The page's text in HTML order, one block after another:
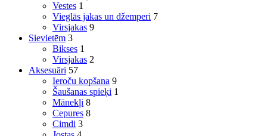
Vestes 1
Vieglās jakas un džemperi 7
Virsjakas 9
Sievietēm 3
Bikses 1
Virsjakas 2
Aksesuāri 57
Ieroču kopšana 9
Šaušanas spieķi 1
Mānekļi 8
Cepures 8
Cimdi 3